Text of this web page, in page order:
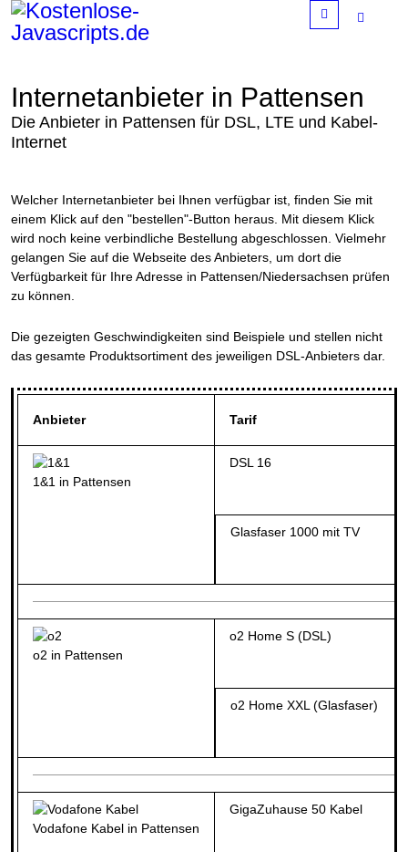
Menu
Internetanbieter in Pattensen
Die Anbieter in Pattensen für DSL, LTE und Kabel-
Internet
Welcher Internetanbieter bei Ihnen verfügbar ist, finden Sie mit
einem Klick auf den "bestellen"-Button heraus. Mit diesem Klick
wird noch keine verbindliche Bestellung abgeschlossen. Vielmehr
gelangen Sie auf die Webseite des Anbieters, um dort die
Verfügbarkeit für Ihre Adresse in Pattensen/Niedersachsen prüfen
zu können.
Die gezeigten Geschwindigkeiten sind Beispiele und stellen nicht
das gesamte Produktsortiment des jeweiligen DSL-Anbieters dar.
Anbieter Tarif
1&1 in Pattensen
DSL 16
Glasfaser 1000 mit TV
o2 in Pattensen
o2 Home S (DSL)
o2 Home XXL (Glasfaser)
Vodafone Kabel in Pattensen
GigaZuhause 50 Kabel